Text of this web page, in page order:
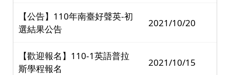
【公告】110年南臺好聲英-初
選結果公告
2021/10/20
【歡迎報名】110-1英語普拉
斯學程報名
2021/10/15